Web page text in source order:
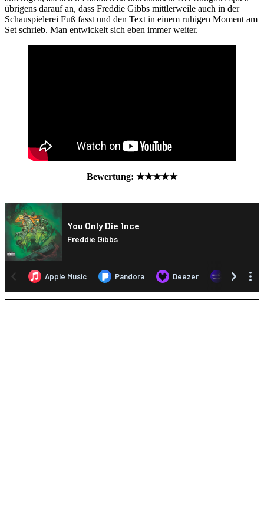
übrigens darauf an, dass Freddie Gibbs mittlerweile auch in der
Schauspielerei Fuß fasst und den Text in einem ruhigen Moment am
Set schrieb. Man entwickelt sich eben immer weiter.
Bewertung: ★★★★★